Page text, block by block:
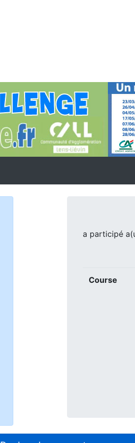
a participé
Course